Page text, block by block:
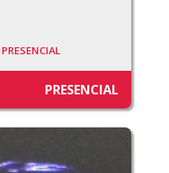
PRESENCIAL
PRESENCIAL